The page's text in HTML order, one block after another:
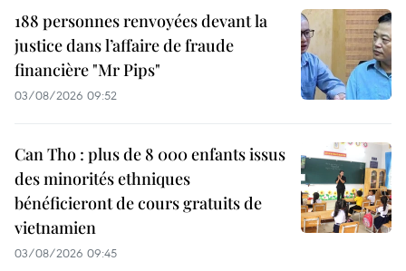
188 personnes renvoyées devant la
justice dans l’affaire de fraude
financière "Mr Pips"
03/08/2026 09:52
Can Tho : plus de 8 000 enfants issus
des minorités ethniques
bénéficieront de cours gratuits de
vietnamien
03/08/2026 09:45